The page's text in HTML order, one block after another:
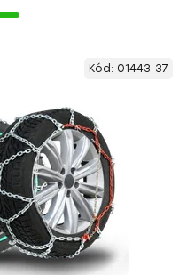
Kód: 01443-37